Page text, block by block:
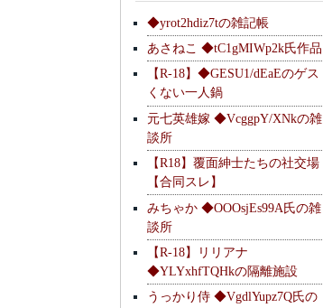
◆yrot2hdiz7tの雑記帳
あさねこ ◆tC1gMIWp2k氏作品
【R-18】◆GESU1/dEaEのゲス
くない一人鍋
元七英雄嫁 ◆VcggpY/XNkの雑
談所
【R18】覆面紳士たちの社交場
【合同スレ】
みちゃか ◆OOOsjEs99A氏の雑
談所
【R-18】リリアナ
◆YLYxhfTQHkの隔離施設
うっかり侍 ◆VgdlYupz7Q氏の